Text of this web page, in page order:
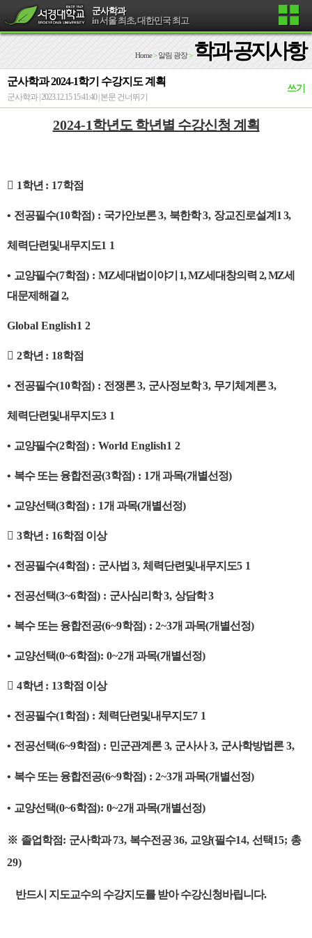
군사학과
in 서울 최초, 대한민국 최고
Home> 알림 광장> 학과 공지사항
군사학과 2024-1학기 수강지도 계획
쓰기
군사학과 | 2023.12.15 15:41:40 | 본문 건너뛰기
2024-1학년도 학년별 수강신청 계획
 1학년 : 17학점
• 전공필수(10학점) : 국가안보론3, 북한학3, 장교진로설계1 3,
체력단련및내무지도1 1
• 교양필수(7학점) : MZ세대법이야기 1, MZ세대창의력 2, MZ세
대문제해결 2,
Global English1 2
 2학년 : 18학점
• 전공필수(10학점) : 전쟁론3, 군사정보학3, 무기체계론3,
체력단련및내무지도3 1
• 교양필수(2학점) : World English1 2
• 복수 또는 융합전공(3학점) : 1개 과목(개별선정)
• 교양선택(3학점) : 1개 과목(개별선정)
 3학년 : 16학점 이상
• 전공필수(4학점) : 군사법 3, 체력단련및내무지도5 1
• 전공선택(3~6학점) : 군사심리학3, 상담학3
• 복수 또는 융합전공(6~9학점) : 2~3개 과목(개별선정)
• 교양선택(0~6학점): 0~2개 과목(개별선정)
 4학년 : 13학점 이상
• 전공필수(1학점) : 체력단련및내무지도7 1
• 전공선택(6~9학점) : 민군관계론 3, 군사사3, 군사학방법론 3,
• 복수 또는 융합전공(6~9학점) : 2~3개 과목(개별선정)
• 교양선택(0~6학점): 0~2개 과목(개별선정)
※ 졸업학점: 군사학과73, 복수전공36, 교양(필수14, 선택15; 총
29)
반드시 지도교수의 수강지도를 받아 수강신청바립니다.